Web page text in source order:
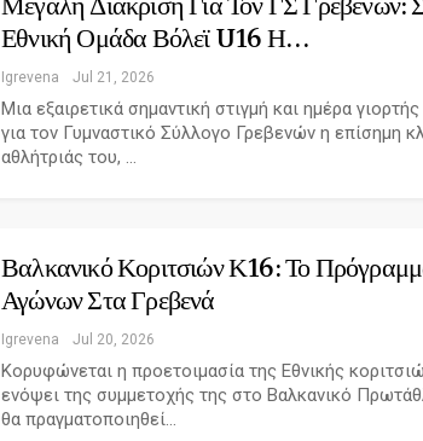
Εθνική Ομάδα Βόλεϊ U16 Η…
Igrevena Jul 21, 2026
Μια εξαιρετικά σημαντική στιγμή και ημέρα
για τον Γυμναστικό Σύλλογο Γρεβενών η επίσημη
αθλήτριάς του, …
Βαλκανικό Κοριτσιών Κ16: Το
Αγώνων Στα Γρεβενά
Igrevena Jul 20, 2026
Κορυφώνεται η προετοιμασία της Εθνικής
ενόψει της συμμετοχής της στο Βαλκανικό
θα πραγματοποιηθεί…